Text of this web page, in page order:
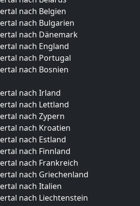
nach Belgien
nach Bulgarien
nach Dänemark
nach England
nach Portugal
nach Bosnien
nach Irland
nach Lettland
nach Zypern
nach Kroatien
nach Estland
nach Finnland
nach Frankreich
nach Griechenland
nach Italien
nach Liechtenstein